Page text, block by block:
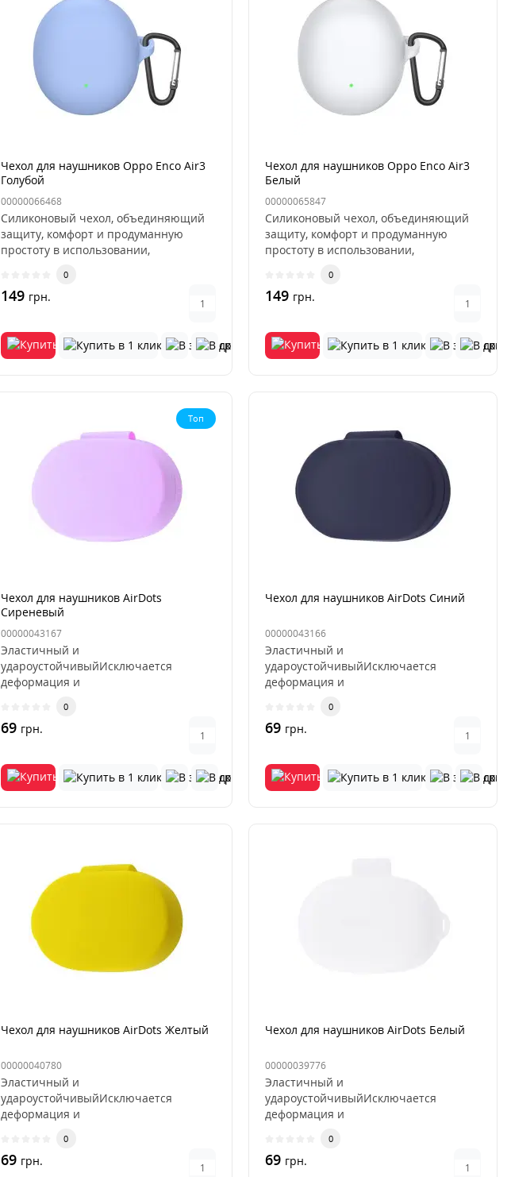
Чехол для наушников Oppo Enco Air3
Голубой
00000066468
Силиконовый чехол, объединяющий
защиту, комфорт и продуманную
простоту в использовании,
0
149 грн.
Чехол для наушников Oppo Enco Air3
Белый
00000065847
Силиконовый чехол, объединяющий
защиту, комфорт и продуманную
простоту в использовании,
0
149 грн.
Топ
Чехол для наушников AirDots
Сиреневый
00000043167
Эластичный и
удароустойчивыйИсключается
деформация и
пыленепроницаемость..
0
69 грн.
Чехол для наушников AirDots Синий
00000043166
Эластичный и
удароустойчивыйИсключается
деформация и
пыленепроницаемость..
0
69 грн.
Чехол для наушников AirDots Желтый
00000040780
Эластичный и
удароустойчивыйИсключается
деформация и
пыленепроницаемость..
0
69 грн.
Чехол для наушников AirDots Белый
00000039776
Эластичный и
удароустойчивыйИсключается
деформация и
пыленепроницаемость..
0
69 грн.